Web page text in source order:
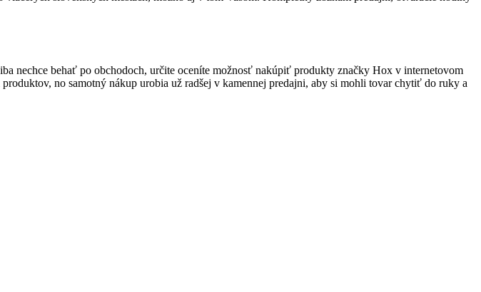
nechce behať po obchodoch, určite oceníte možnosť nakúpiť produkty značky Hox v internetovom
no samotný nákup urobia už radšej v kamennej predajni, aby si mohli tovar chytiť do ruky a